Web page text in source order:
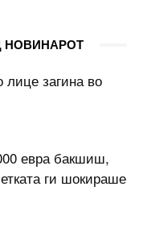
НОВИНАРОТ
загина во
евра бакшиш,
ги шокираше